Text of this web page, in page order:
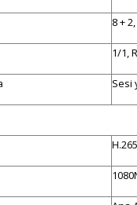
8 +
1/1,
Sesi